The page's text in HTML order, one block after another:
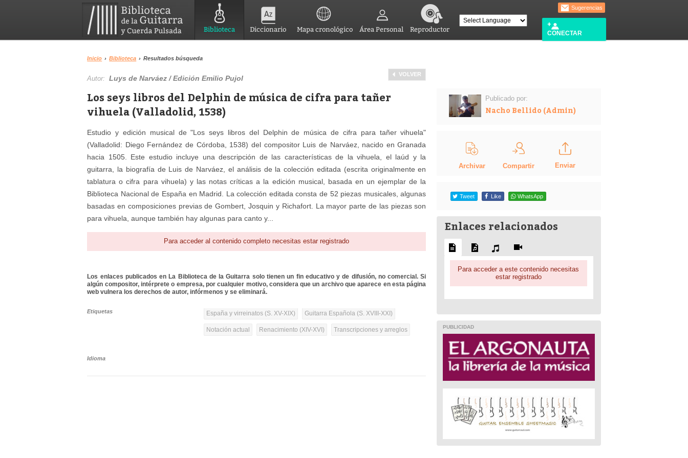
Biblioteca Diccionario Mapa cronológico Área Personal Reproductor
Sugerencias
CONECTAR
Inicio › Biblioteca › Resultados búsqueda
VOLVER
Autor:Luys de Narváez / Edición Emilio Pujol
Los seys libros del Delphin de música de cifra para tañer
vihuela (Valladolid, 1538)
Estudio y edición musical de "Los seys libros del Delphin de música de cifra para tañer vihuela"
(Valladolid: Diego Fernández de Córdoba, 1538) del compositor Luis de Narváez, nacido en Granada
hacia 1505. Este estudio incluye una descripción de las características de la vihuela, el laúd y la
guitarra, la biografía de Luis de Narváez, el análisis de la colección editada (escrita originalmente en
tablatura o cifra para vihuela) y las notas críticas a la edición musical, basada en un ejemplar de la
Biblioteca Nacional de España en Madrid. La colección editada consta de 52 piezas musicales, algunas
basadas en composiciones previas de Gombert, Josquin y Richafort. La mayor parte de las piezas son
para vihuela, aunque también hay algunas para canto y...
Para acceder al contenido completo necesitas estar registrado
Los enlaces publicados en La Biblioteca de la Guitarra solo tienen un fin educativo y de difusión, no comercial. Si
algún compositor, intérprete o empresa, por cualquier motivo, considera que un archivo que aparece en esta página
web vulnera los derechos de autor, infórmenos y se eliminará.
Etiquetas España y virreinatos (S. XV-XIX) Guitarra Española (S. XVIII-XXI)
Notación actual Renacimiento (XIV-XVI) Transcripciones y arreglos
Idioma
Publicado por:
Nacho Bellido (Admin)
Archivar Compartir Enviar
Tweet Like WhatsApp
Enlaces relacionados
Para acceder a este contenido necesitas
estar registrado
PUBLICIDAD